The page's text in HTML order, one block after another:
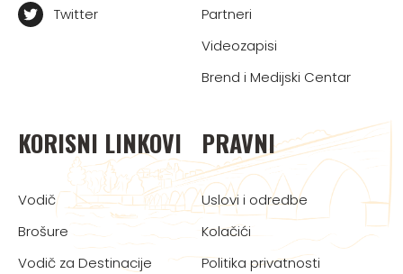
Twitter
Partneri
Videozapisi
Brend i Medijski Centar
KORISNI LINKOVI
Vodič
Brošure
Vodič za Destinacije
PRAVNI
Uslovi i odredbe
Kolačići
Politika privatnosti